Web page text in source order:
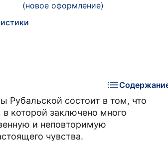
(новое оформление)
Рубальской состоит в том, что
которой заключено много
и неповторимую
чувства.